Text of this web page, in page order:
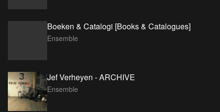
Boeken & Catalogi [Books & Catalogues]
Ensemble
Jef Verheyen - ARCHIVE
Ensemble